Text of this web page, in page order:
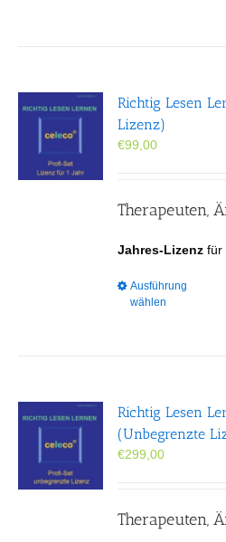
Richtig Lesen
Lizenz)
€99,00
Therapeuten,
Jahres-Lizenz für
Ausführung
wählen
Richtig Lesen
(Unbegrenzte
€299,00
Therapeuten,